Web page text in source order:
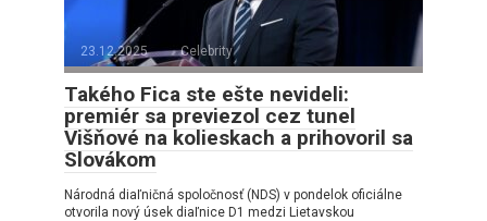
23.12.2025 Celebrity
Takého Fica ste ešte nevideli:
premiér sa previezol cez tunel
Višňové na kolieskach a prihovoril sa
Slovákom
Národná diaľničná spoločnosť (NDS) v pondelok oficiálne
otvorila nový úsek diaľnice D1 medzi Lietavskou